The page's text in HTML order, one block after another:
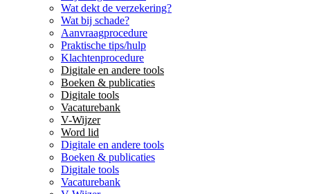
Wat dekt de verzekering?
Wat bij schade?
Aanvraagprocedure
Praktische tips/hulp
Klachtenprocedure
Digitale en andere tools
Boeken & publicaties
Digitale tools
Vacaturebank
V-Wijzer
Word lid
Digitale en andere tools
Boeken & publicaties
Digitale tools
Vacaturebank